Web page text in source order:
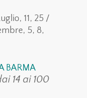
11, 25 /
5, 8,
BARMA
14 ai 100